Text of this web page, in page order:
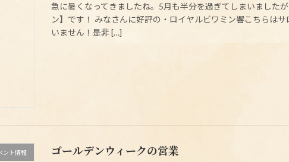
急に暑くなってきましたね。5月も半分を過ぎてしまいました
ン】です！ みなさんに好評の・ロイヤルビワミン響こちらは
いません！是非 […]
ント情報 ゴールデンウィークの営業